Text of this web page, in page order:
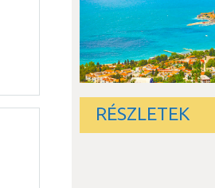
RÉSZLETEK